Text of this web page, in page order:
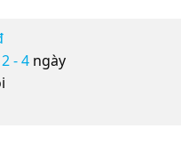
2 - 4 ngày